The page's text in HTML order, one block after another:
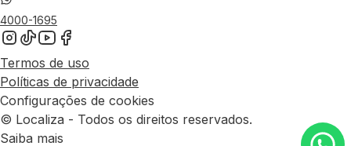
4000-1695
Termos de uso
Políticas de privacidade
Configurações de cookies
© Localiza - Todos os direitos reservados.
Saiba mais